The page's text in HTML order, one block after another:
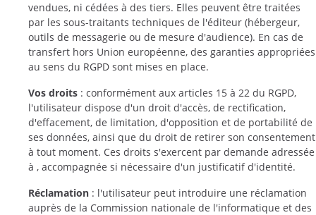
vendues, ni cédées à des tiers. Elles peuvent être traitées
par les sous-traitants techniques de l'éditeur (hébergeur,
outils de messagerie ou de mesure d'audience). En cas de
transfert hors Union européenne, des garanties appropriées
au sens du RGPD sont mises en place.
Vos droits : conformément aux articles 15 à 22 du RGPD,
l'utilisateur dispose d'un droit d'accès, de rectification,
d'effacement, de limitation, d'opposition et de portabilité de
ses données, ainsi que du droit de retirer son consentement
à tout moment. Ces droits s'exercent par demande adressée
à , accompagnée si nécessaire d'un justificatif d'identité.
Réclamation : l'utilisateur peut introduire une réclamation
auprès de la Commission nationale de l'informatique et des